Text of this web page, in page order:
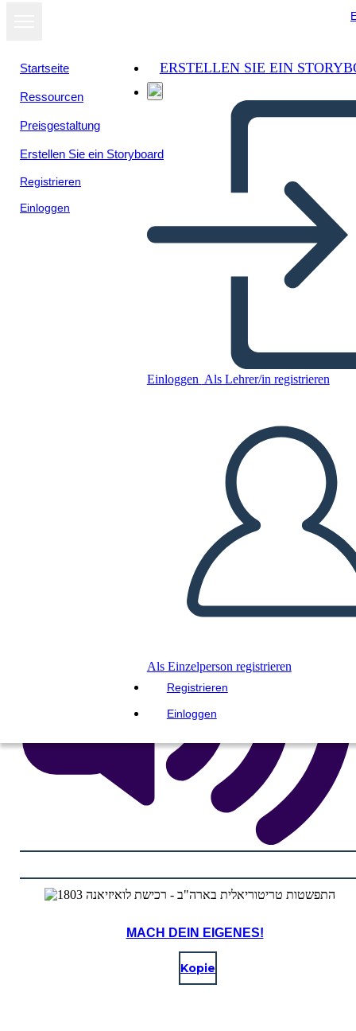
Startseite
Ressourcen
Preisgestaltung
Erstellen Sie ein Storyboard
Registrieren
Einloggen
ERSTELLEN SIE EIN
Einloggen Als Lehrer/in registrieren
Als Einzelperson registrieren
Registrieren
Einloggen
התפשטות טריטוריאלית בארה"ב
- רכישת לואיזיאנה 1803
Kopieren Sie dieses Storyboard
ERSTELLEN SIE EIN STORYBOARD
DIASHOW ABSPIELEN
LIES MIR VOR
MACH DEIN EIGENES!
Kopie